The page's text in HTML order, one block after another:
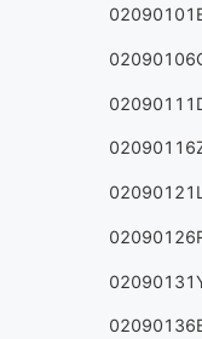
02090121L